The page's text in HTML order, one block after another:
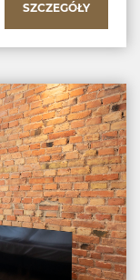
SZCZEGÓŁY